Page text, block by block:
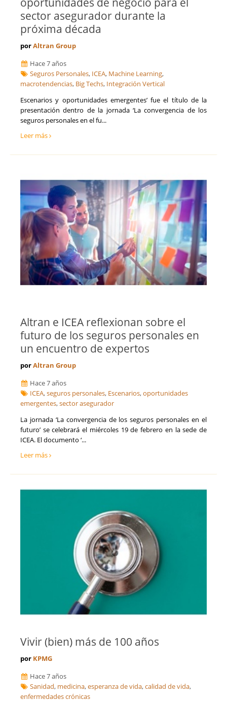
sector asegurador durante la
próxima década
porAltran Group
Hace 7 años
Seguros Personales, ICEA, Machine Learning,
macrotendencias, Big Techs, Integración Vertical
Escenarios y oportunidades emergentes’ fue el título de la
presentación dentro de la jornada ‘La convergencia de los
seguros personales en el fu...
Leer más
Altran e ICEA reflexionan sobre el
futuro de los seguros personales en
un encuentro de expertos
porAltran Group
Hace 7 años
ICEA,seguros personales, Escenarios,oportunidades
emergentes,sector asegurador
La jornada ‘La convergencia de los seguros personales en el
futuro’ se celebrará el miércoles 19 de febrero en la sede de
ICEA. El documento ‘...
Leer más
Vivir (bien) más de 100 años
por KPMG
Hace 7 años
Sanidad, medicina,esperanza de vida,calidad de vida,
enfermedades crónicas